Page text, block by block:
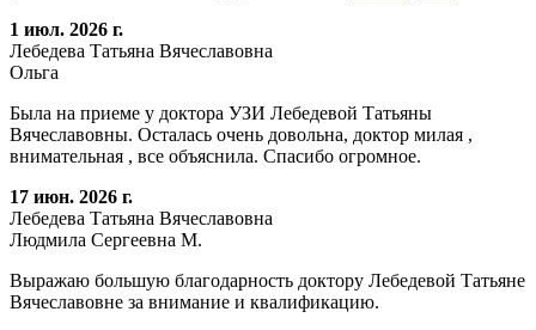
1 июл. 2026 г.
Лебедева Татьяна Вячеславовна
Ольга
Была на приеме у доктора УЗИ Лебедевой Татьяны
Вячеславовны. Осталась очень довольна, доктор милая ,
внимательная , все объяснила. Спасибо огромное.
17 июн. 2026 г.
Лебедева Татьяна Вячеславовна
Людмила Сергеевна М.
Выражаю большую благодарность доктору Лебедевой Татьяне
Вячеславовне за внимание и квалификацию.